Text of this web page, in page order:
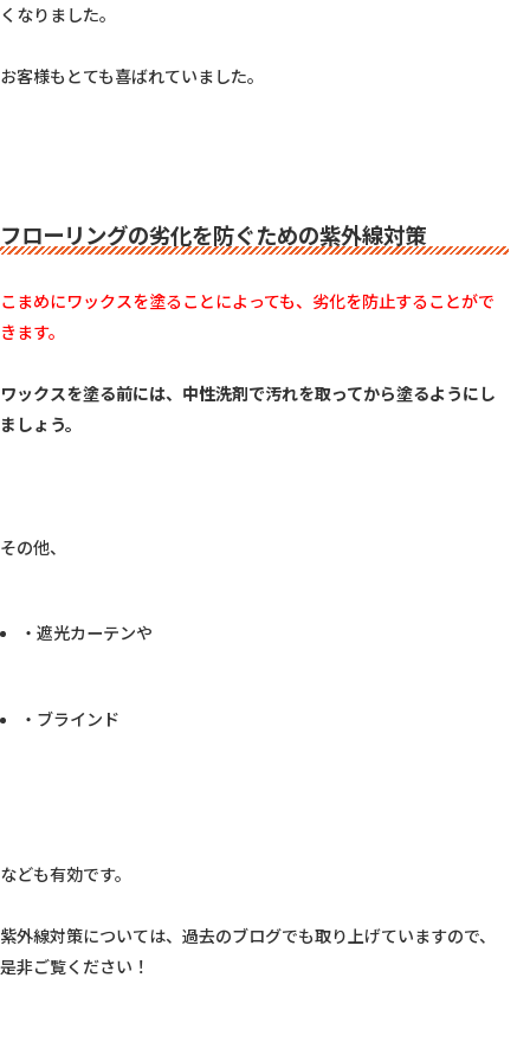
くなりました。
お客様もとても喜ばれていました。
フローリングの劣化を防ぐための紫外線対策
こまめにワックスを塗ることによっても、劣化を防止することがで
きます。
ワックスを塗る前には、中性洗剤で汚れを取ってから塗るようにし
ましょう。
・遮光カーテンや
・ブラインド
なども有効です。
紫外線対策については、過去のブログでも取り上げていますので、
是非ご覧ください！